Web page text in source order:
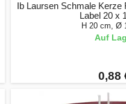
Ib Laursen Schmale Kerze
Label 20 x
H 20 cm, Ø
Auf
0,88